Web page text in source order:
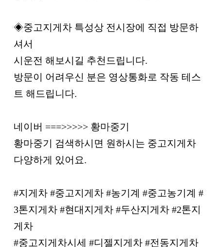
◈중고지게차 특성상 전시장에 직접 방문하
셔서
시운전 해보시길 추천드립니다.
방문이 어려우신 분은 영상통화로 작동 테스
트 해드립니다.
네이버 ===>>>>> 황마중기
황마중기 검색하시면 원하시는 중고지게차
다양하게 있어요.
#지게차 #중고지게차 #농기계 #중고농기계 #
3톤지게차 #현대지게차 #두산지게차 #2톤지
게차
#중고지게차시세 #디젤지게차 #전동지게차